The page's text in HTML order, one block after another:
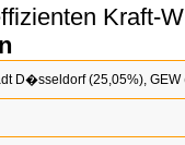
Kraft-
D�sseldorf (25,05%), GEW